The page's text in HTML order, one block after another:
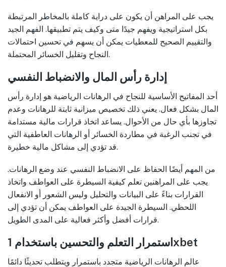
يجب على المراهن أن يكون على دراية كاملة بالمخاطر المرتبطة
بكل استراتيجية ويفهم جيدًا متى وكيف يتم تطبيقها. الفهم الجيد
والتقييم الصحيح للمعطيات يمكن أن يسهم في تحسين احتمالات
النجاح وتقليل الخسائر المحتملة.
إدارة رأس المال والانضباط النفسي
أحد المفاتيح الأساسية للنجاح في الرهانات الرياضية هو إدارة رأس
المال بشكل فعال. يعني ذلك تخصيص ميزانية ثابتة للرهانات وعدم
تجاوزها بأي حال من الأحوال. يساعد اتخاذ قرارات مالية مستدامة
في تجنب الرغبة في مطاردة الخسائر أو الرهانات العاطفية التي
قد تؤدي إلى مشاكل مالية خطيرة.
من المهم أيضًا الحفاظ على الانضباط النفسي عند وضع الرهانات.
يجب على المراهنين تعلم كيفية السيطرة على العواطف واتخاذ
القرارات بناءً على البيانات والتحليل وليس الشعور أو الانفعال
اللحظي. السيطرة الجيدة على العواطف يمكن أن تؤدي إلى
قرارات أفضل وأكثر فعالية على المدى الطويل.
استمرار التعلم والتحسين باستخدام 1xbet
عالم الرهانات الرياضية متجدد باستمرار ويتطلب تحديثًا دائمًا